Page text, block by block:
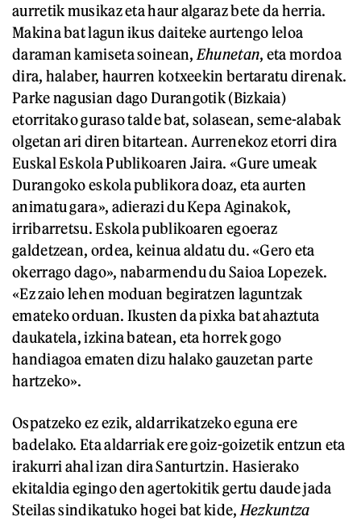
aurretik musikaz eta haur algaraz bete da herria.
Makina bat lagun ikus daiteke aurtengo leloa
daraman kamiseta soinean, Ehunetan, eta mordoa
dira, halaber, haurren kotxeekin bertaratu direnak.
Parke nagusian dago Durangotik (Bizkaia)
etorritako guraso talde bat, solasean, seme-alabak
olgetan ari diren bitartean. Aurrenekoz etorri dira
Euskal Eskola Publikoaren Jaira. «Gure umeak
Durangoko eskola publikora doaz, eta aurten
animatu gara», adierazi du Kepa Aginakok,
irribarretsu. Eskola publikoaren egoeraz
galdetzean, ordea, keinua aldatu du. «Gero eta
okerrago dago», nabarmendu du Saioa Lopezek.
«Ez zaio lehen moduan begiratzen laguntzak
emateko orduan. Ikusten da pixka bat ahaztuta
daukatela, izkina batean, eta horrek gogo
handiagoa ematen dizu halako gauzetan parte
hartzeko».
Ospatzeko ez ezik, aldarrikatzeko eguna ere
badelako. Eta aldarriak ere goiz-goizetik entzun eta
irakurri ahal izan dira Santurtzin. Hasierako
ekitaldia egingo den agertokitik gertu daude jada
Steilas sindikatuko hogei bat kide, Hezkuntza